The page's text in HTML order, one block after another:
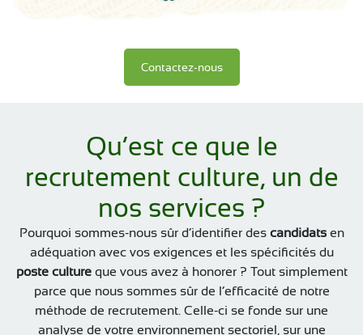
Contactez-nous
Qu’est ce que le
recrutement culture, un de
nos services ?
Pourquoi sommes-nous sûr d’identifier des candidatsen
adéquation avec vos exigences et les spécificités du
poste cultureque vous avez à honorer ? Tout simplement
parce que nous sommes sûr de l’efficacité de notre
méthode de recrutement. Celle-ci se fonde sur une
analyse de votre environnement sectoriel, sur une